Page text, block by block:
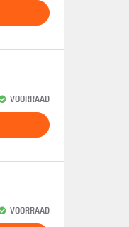
VOORRAAD
VOORRAAD